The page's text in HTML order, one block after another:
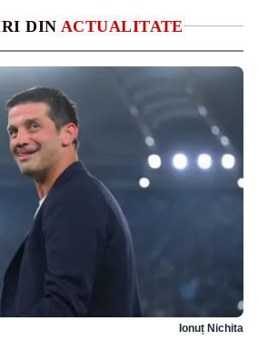
DIN ACTUALITATE
Ionuț Nichita